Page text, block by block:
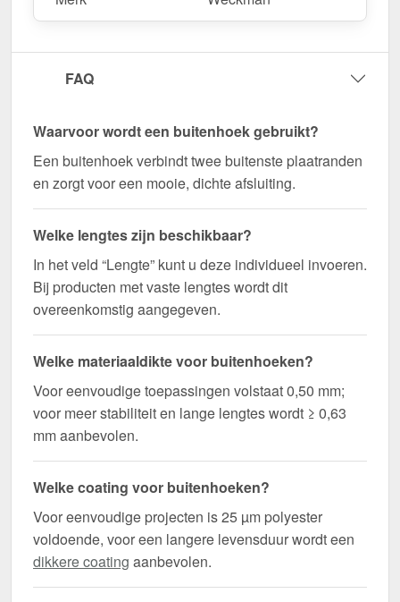
Bestel nu Buitenhoek | 11,5 x 11,5 cm bestellen –
Duurzaam, weerbestendig, op maat gemaakt - bestel
FAQ
Waarvoor wordt een buitenhoek gebruikt?
Een buitenhoek verbindt twee buitenste plaatranden
en zorgt voor een mooie, dichte afsluiting.
Welke lengtes zijn beschikbaar?
In het veld “Lengte” kunt u deze individueel invoeren.
Bij producten met vaste lengtes wordt dit
overeenkomstig aangegeven.
Welke materiaaldikte voor buitenhoeken?
Voor eenvoudige toepassingen volstaat 0,50 mm;
voor meer stabiliteit en lange lengtes wordt ≥ 0,63
mm aanbevolen.
Welke coating voor buitenhoeken?
Voor eenvoudige projecten is 25 µm polyester
voldoende, voor een langere levensduur wordt een
dikkere coating aanbevolen.